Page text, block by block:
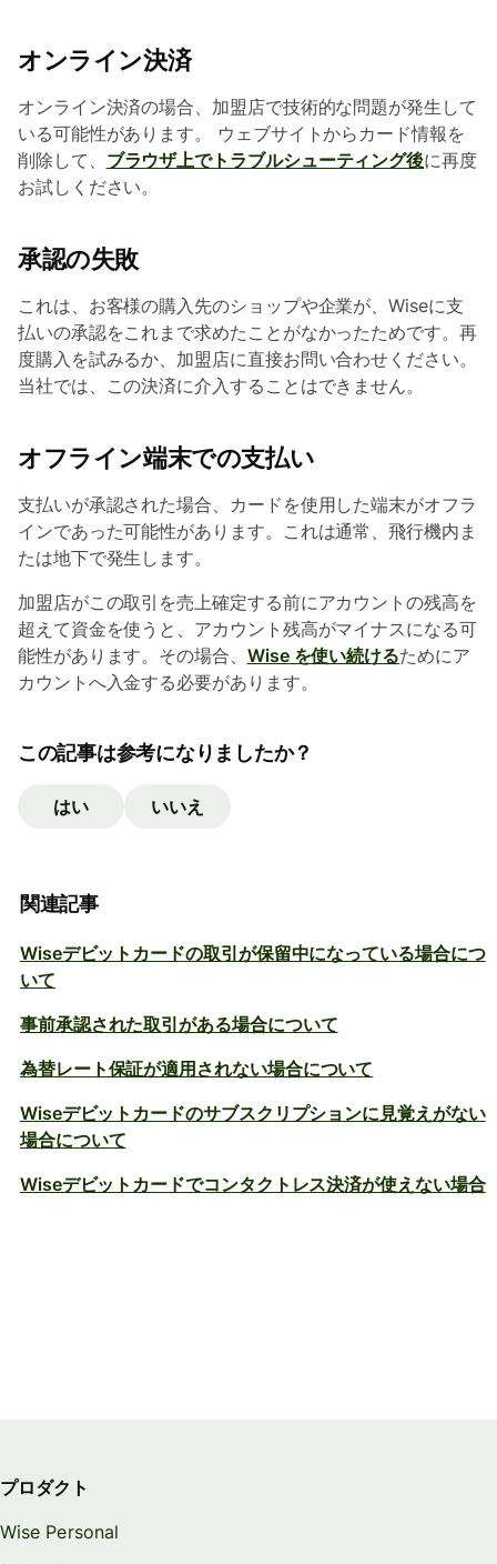
オンライン決済
オンライン決済の場合、加盟店で技術的な問題が発生して
いる可能性があります。 ウェブサイトからカード情報を
削除して、 ブラウザ上でトラブルシューティング後に再度
お試しください。
承認の失敗
これは、お客様の購入先のショップや企業が、Wiseに支
払いの承認をこれまで求めたことがなかったためです。再
度購入を試みるか、加盟店に直接お問い合わせください。
当社では、この決済に介入することはできません。
オフライン端末での支払い
支払いが承認された場合、カードを使用した端末がオフラ
インであった可能性があります。これは通常、飛行機内ま
たは地下で発生します。
加盟店がこの取引を売上確定する前にアカウントの残高を
超えて資金を使うと、アカウント残高がマイナスになる可
能性があります。その場合、 Wise を使い続けるためにア
カウントへ入金する必要があります。
この記事は参考になりましたか？
はい いいえ
関連記事
Wiseデビットカードの取引が保留中になっている場合につ
いて
事前承認された取引がある場合について
為替レート保証が適用されない場合について
Wiseデビットカードのサブスクリプションに見覚えがない
場合について
Wiseデビットカードでコンタクトレス決済が使えない場合
プロダクト
Wise Personal